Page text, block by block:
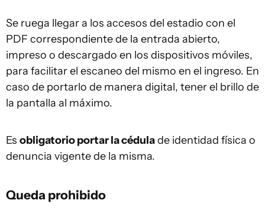
Se ruega llegar a los accesos del estadio con el
PDF correspondiente de la entrada abierto,
impreso o descargado en los dispositivos móviles,
para facilitar el escaneo del mismo en el ingreso. En
caso de portarlo de manera digital, tener el brillo de
la pantalla al máximo.
Es obligatorio portar la cédulade identidad física o
denuncia vigente de la misma.
Queda prohibido